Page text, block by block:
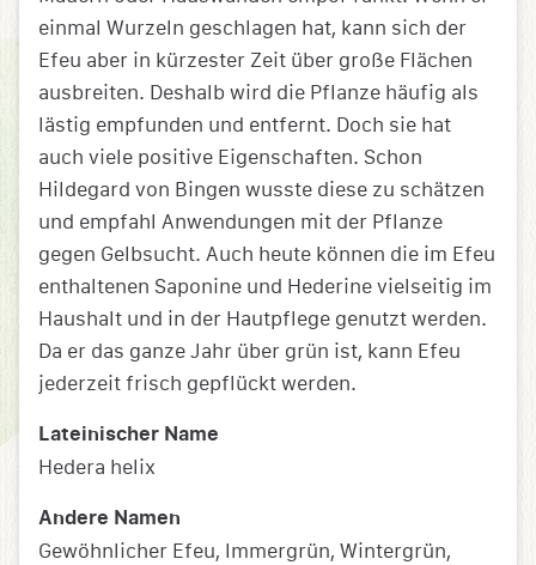
einmal Wurzeln geschlagen hat, kann sich der
Efeu aber in kürzester Zeit über große Flächen
ausbreiten. Deshalb wird die Pflanze häufig als
lästig empfunden und entfernt. Doch sie hat
auch viele positive Eigenschaften. Schon
Hildegard von Bingen wusste diese zu schätzen
und empfahl Anwendungen mit der Pflanze
gegen Gelbsucht. Auch heute können die im Efeu
enthaltenen Saponine und Hederine vielseitig im
Haushalt und in der Hautpflege genutzt werden.
Da er das ganze Jahr über grün ist, kann Efeu
jederzeit frisch gepflückt werden.
Lateinischer Name
Hedera helix
Andere Namen
Gewöhnlicher Efeu, Immergrün, Wintergrün,